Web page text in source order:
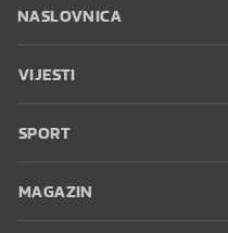
NASLOVNICA
VIJESTI
SPORT
MAGAZIN